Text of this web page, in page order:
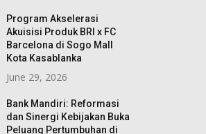
Travel
Haji
497, Masuk
May 31, 2024
Program Akselerasi
Akuisisi Produk BRI x FC
Barcelona di Sogo Mall
Kota Kasablanka
June 29, 2026
Bank Mandiri: Reformasi
dan Sinergi Kebijakan Buka
Peluang Pertumbuhan di